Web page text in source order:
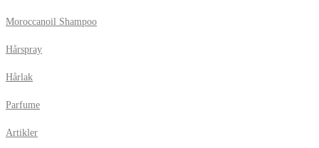
Moroccanoil Shampoo
Hårspray
Hårlak
Parfume
Artikler